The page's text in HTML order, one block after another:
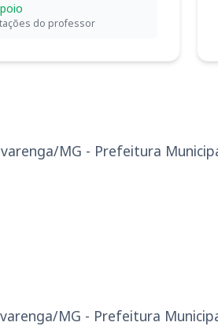
do professor
MG - Prefeitura
MG - Prefeitura